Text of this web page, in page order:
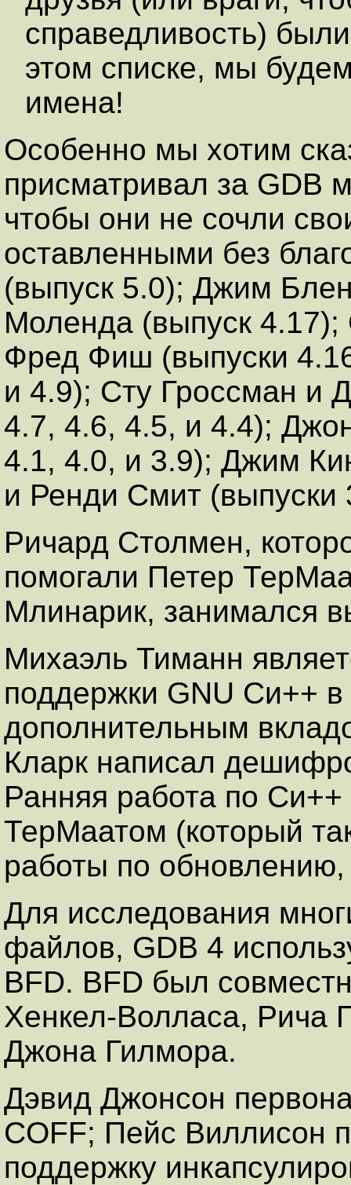
справедливость)
этом списке, мы
имена!
Особенно мы хотим
присматривал за GDB
чтобы они не сочли
оставленными без
(выпуск 5.0); Джим
Моленда (выпуск
Фред Фиш (выпуски
и 4.9); Сту Гроссман и
4.7, 4.6, 4.5, и 4.4);
4.1, 4.0, и 3.9); Джим
и Ренди Смит (выпуски
Ричард Столмен,
помогали Петер
Млинарик, занимался
Михаэль Тиманн
поддержки GNU Си++
дополнительным
Кларк написал
Ранняя работа по
ТерМаатом (который
работы по
Для исследования
файлов, GDB 4
BFD. BFD был
Хенкел-Волласа, Рича
Джона Гилмора.
Дэвид Джонсон
COFF; Пейс Виллисон
поддержку